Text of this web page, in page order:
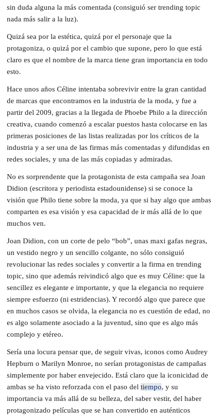
sin duda alguna la más comentada (consiguió ser trending topic
nada más salir a la luz).
Quizá sea por la estética, quizá por el personaje que la
protagoniza, o quizá por el cambio que supone, pero lo que está
claro es que el nombre de la marca tiene gran importancia en todo
esto.
Hace unos años Céline intentaba sobrevivir entre la gran cantidad
de marcas que encontramos en la industria de la moda, y fue a
partir del 2009, gracias a la llegada de Phoebe Philo a la dirección
creativa, cuando comenzó a escalar puestos hasta colocarse en las
primeras posiciones de las listas realizadas por los críticos de la
industria y a ser una de las firmas más comentadas y difundidas en
redes sociales, y una de las más copiadas y admiradas.
No es sorprendente que la protagonista de esta campaña sea Joan
Didion (escritora y periodista estadounidense) si se conoce la
visión que Philo tiene sobre la moda, ya que si hay algo que ambas
comparten es esa visión y esa capacidad de ir más allá de lo que
muchos ven.
Joan Didion, con un corte de pelo “bob”, unas maxi gafas negras,
un vestido negro y un sencillo colgante, no sólo consiguió
revolucionar las redes sociales y convertir a la firma en trending
topic, sino que además reivindicó algo que es muy Céline: que la
sencillez es elegante e importante, y que la elegancia no requiere
siempre esfuerzo (ni estridencias). Y recordó algo que parece que
en muchos casos se olvida, la elegancia no es cuestión de edad, no
es algo solamente asociado a la juventud, sino que es algo más
complejo y etéreo.
Sería una locura pensar que, de seguir vivas, iconos como Audrey
Hepburn o Marilyn Monroe, no serían protagonistas de campañas
simplemente por haber envejecido. Está claro que la iconicidad de
ambas se ha visto reforzada con el paso del tiempo, y su
importancia va más allá de su belleza, del saber vestir, del haber
protagonizado películas que se han convertido en auténticos